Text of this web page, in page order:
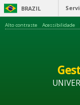
BRAZIL
Alto contraste Acessibilidade